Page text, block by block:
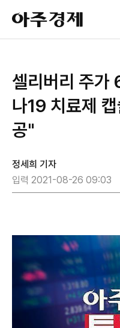
아
주
경
셀리버리 주
나19 치료제
공"
정세희 기자
입력 2021-08-26 09:03